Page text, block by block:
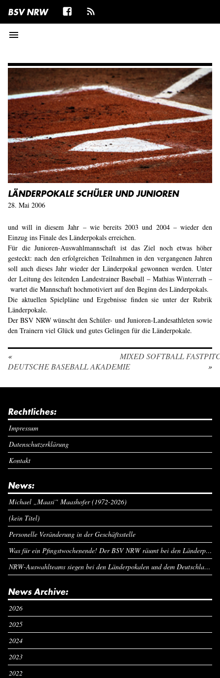
BSV NRW
menu
LÄNDERPOKALE SCHÜLER UND JUNIOREN
28. Mai 2006
und will in diesem Jahr – wie bereits 2003 und 2004 – wieder den
Einzug ins Finale des Länderpokals erreichen.
Für die Junioren-Auswahlmannschaft ist das Ziel noch etwas höher
gesteckt: nach den erfolgreichen Teilnahmen in den vergangenen Jahren
soll auch dieses Jahr wieder der Länderpokal gewonnen werden. Unter
der Leitung des leitenden Landestrainer Baseball – Mathias Winterrath –
wartet die Mannschaft hochmotiviert auf den Beginn des Länderpokals.
Die aktuellen Spielpläne und Ergebnisse finden sie unter der Rubrik
Länderpokale.
Der BSV NRW wünscht den Schüler- und Junioren-Landesathleten sowie
den Trainern viel Glück und gutes Gelingen für die Länderpokale.
«
DEUTSCHE BASEBALL AKADEMIE
MIXED SOFTBALL
»
Rechtliches:
Impressum
Datenschutzerklärung
Kontakt
News:
Michael „Maasi“ Maashofer (1972-2026)
(kein Titel)
Personelle Veränderung in der Geschäftsstelle
Was für ein Pfingstwochenende! Der BSV NRW räumt bei den Länderpokalen ab
NRW-Auswahlteams siegen bei den Länderpokalen und dem Deutschlandcup an Pfingsten
News Archive:
2026
2025
2024
2023
2022